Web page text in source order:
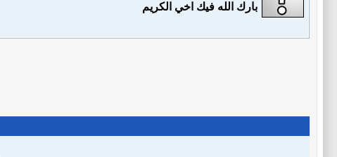
بارك الله فيك اخي الكريم